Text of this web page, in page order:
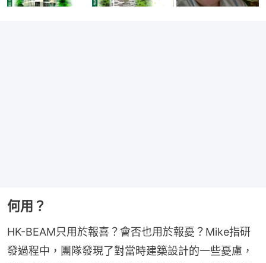
何用？
HK-BEAM只用於報喜？會否也用於報憂？Mike指研
發過程中，團隊發現了對當時建築設計的一些憂慮，